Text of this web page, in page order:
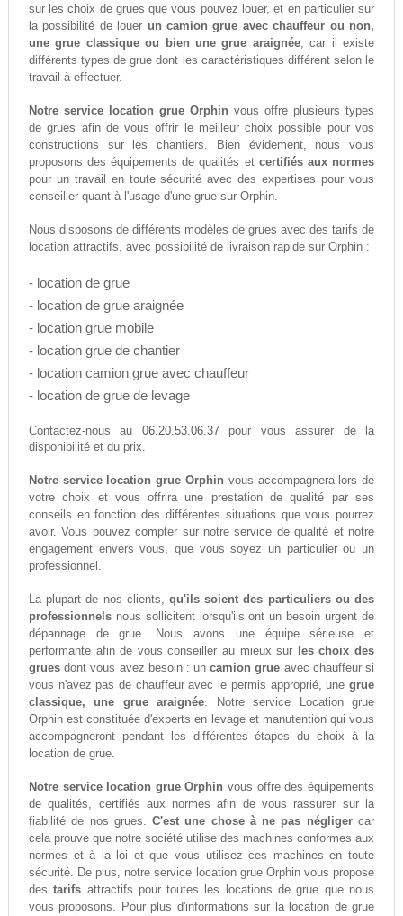
sur les choix de grues que vous pouvez louer, et en particulier sur
la possibilité de louer un camion grue avec chauffeur ou non,
une grue classique ou bien une grue araignée, car il existe
différents types de grue dont les caractéristiques différent selon le
travail à effectuer.
Notre service location grue Orphin vous offre plusieurs types
de grues afin de vous offrir le meilleur choix possible pour vos
constructions sur les chantiers. Bien évidement, nous vous
proposons des équipements de qualités et certifiés aux normes
pour un travail en toute sécurité avec des expertises pour vous
conseiller quant à l'usage d'une grue sur Orphin.
Nous disposons de différents modèles de grues avec des tarifs de
location attractifs, avec possibilité de livraison rapide sur Orphin :
- location de grue
- location de grue araignée
- location grue mobile
- location grue de chantier
- location camion grue avec chauffeur
- location de grue de levage
Contactez-nous au 06.20.53.06.37pour vous assurer de la
disponibilité et du prix.
Notre service location grue Orphin vous accompagnera lors de
votre choix et vous offrira une prestation de qualité par ses
conseils en fonction des différentes situations que vous pourrez
avoir. Vous pouvez compter sur notre service de qualité et notre
engagement envers vous, que vous soyez un particulier ou un
professionnel.
La plupart de nos clients, qu'ils soient des particuliers ou des
professionnelsnous sollicitent lorsqu'ils ont un besoin urgent de
dépannage de grue. Nous avons une équipe sérieuse et
performante afin de vous conseiller au mieux sur
les choix des
gruesdont vous avez besoin : uncamion grue avec chauffeur si
vous n'avez pas de chauffeur avec le permis approprié, unegrue
classique, une grue araignée. Notre service Location grue
Orphin est constituée d'experts en levage et manutention qui vous
accompagneront pendant les différentes étapes du choix à la
location de grue.
Notre service location grue Orphin vous offre des équipements
de qualités, certifiés aux normes afin de vous rassurer sur la
fiabilité de nos grues.C'est une chose à ne pas négligercar
cela prouve que notre société utilise des machines conformes aux
normes et à la loi et que vous utilisez ces machines en toute
sécurité. De plus, notre service location grue Orphin vous propose
destarifs attractifs pour toutes les locations de grue que nous
vous proposons. Pour plus d'informations sur la location de grue